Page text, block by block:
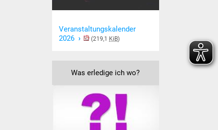
Kultur & Freizeit
Stadtfest
Ostermarkt
Einrichtungen
Veranstaltungskalender
2026
(219,1 KiB)
Was erledige ich wo?